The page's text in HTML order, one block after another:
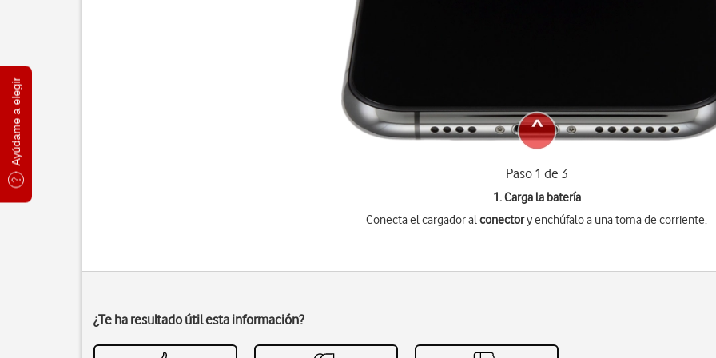
Ayúdame a elegir
Paso 1 de 3
1. Carga la batería
Conecta el cargador alconectory enchúfalo a una toma de corriente.
¿Te ha resultado útil esta información?